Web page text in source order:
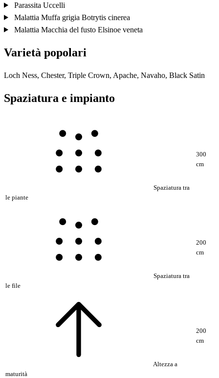
Parassita Uccelli
Malattia Muffa grigia Botrytis cinerea
Malattia Macchia del fusto Elsinoe veneta
Varietà popolari
Loch Ness, Chester, Triple Crown, Apache, Navaho, Black Satin
Spaziatura e impianto
Spaziatura tra
le piante
300
cm
Spaziatura tra
le file
200
cm
Altezza a
maturità
200
cm